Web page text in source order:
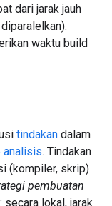
dari jarak jauh
waktu build
tindakan dalam
analisis. Tindakan
(kompiler, skrip)
pembuatan
lokal, jarak